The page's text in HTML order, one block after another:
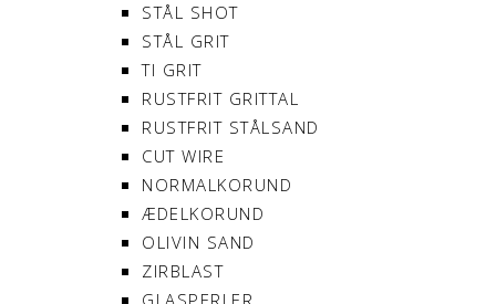
STÅL SHOT
STÅL GRIT
TI GRIT
RUSTFRIT GRITTAL
RUSTFRIT STÅLSAND
CUT WIRE
NORMALKORUND
ÆDELKORUND
OLIVIN SAND
ZIRBLAST
GLASPERLER